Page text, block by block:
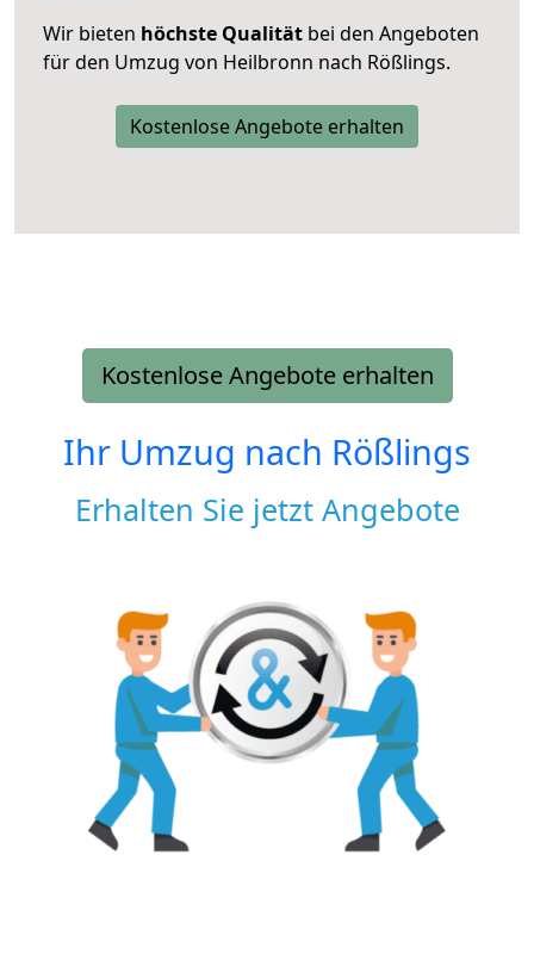
Wir bieten höchste Qualität bei den Angeboten
für den Umzug von Heilbronn nach Rößlings.
Kostenlose Angebote erhalten
Kostenlose Angebote erhalten
Ihr Umzug nach Rößlings
Erhalten Sie jetzt Angebote